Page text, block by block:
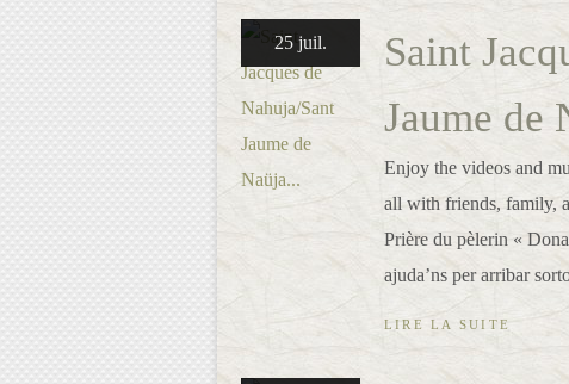
25 juil.
Saint
Jaume de
Enjoy the videos and
all with friends, family,
Prière du pèlerin «
ajuda’ns per arribar
LIRE LA SUITE